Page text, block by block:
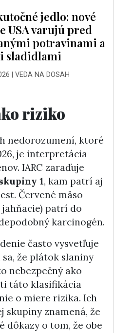
jedlo: nové
USA varujú pred
potravinami a
sladidlami
VEDA NA DOSAH
riziko
nedorozumení, ktoré
je interpretácia
IARC zaraďuje
1, kam patrí aj
Červené mäso
jahňacie) patrí do
karcinogén.
často vysvetľuje
že plátok slaniny
nebezpečný ako
táto klasifikácia
o miere rizika. Ich
skupiny znamená, že
dôkazy o tom, že obe